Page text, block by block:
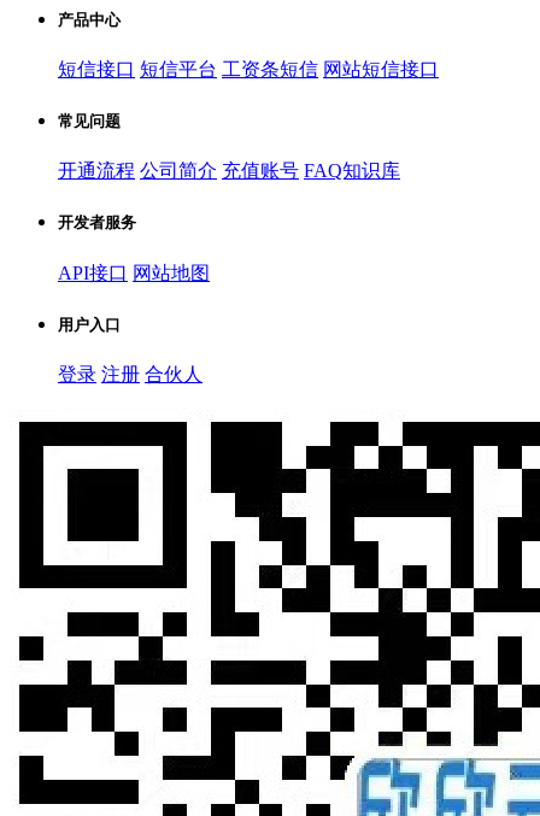
产品中心
短信接口 短信平台 工资条短信 网站短信接口
常见问题
开通流程 公司简介 充值账号 FAQ知识库
开发者服务
API接口 网站地图
用户入口
登录 注册 合伙人